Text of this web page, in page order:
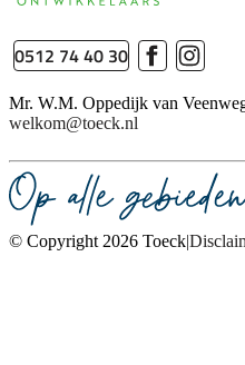
0512 74 40 30
Mr. W.M. Oppedijk van
welkom@toeck.nl
© Copyright 2026 Toeck